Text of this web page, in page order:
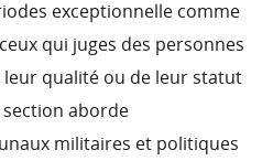
exceptionnelle comme
qui juges des personnes
qualité ou de leur statut
aborde
militaires et politiques